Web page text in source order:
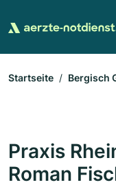
Startseite Bergisch
Praxis
Roman